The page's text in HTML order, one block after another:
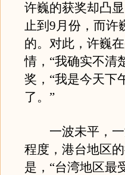
许巍的获奖却凸
止到9月份，而许
的。对此，许巍
情，“我确实不清
奖，“我是今天下
了。”
一波未平，一
程度，港台地区
是，“台湾地区最